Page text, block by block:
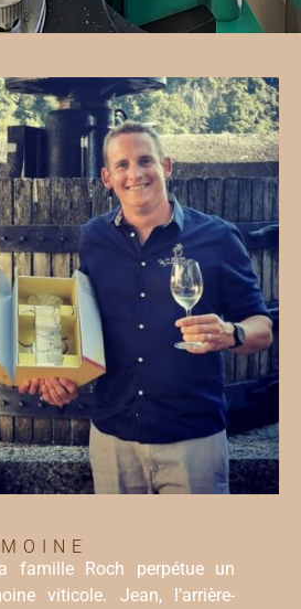
famille Roch perpétue un
viticole. Jean, l’arrière-